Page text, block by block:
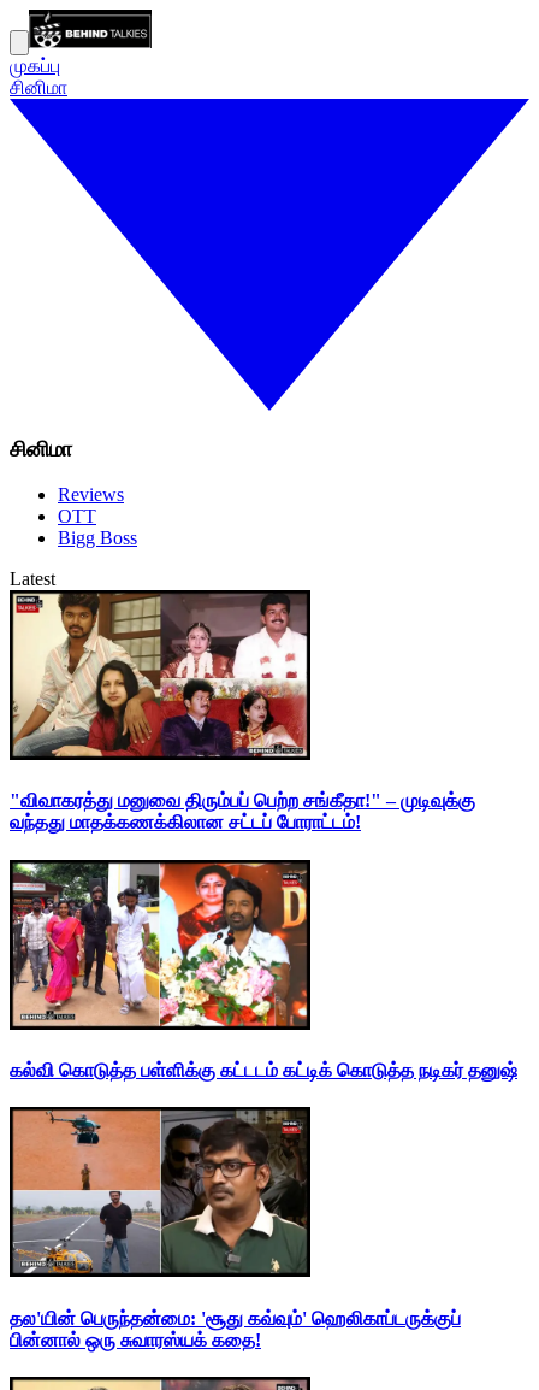
முகப்பு
சினிமா
சினிமா
Reviews
OTT
Bigg Boss
Latest
"விவாகரத்து மனுவை திரும்பப் பெற்ற சங்கீதா!" – முடிவுக்கு
வந்தது மாதக்கணக்கிலான சட்டப் போராட்டம்!
கல்வி கொடுத்த பள்ளிக்கு கட்டடம் கட்டிக் கொடுத்த நடிகர் தனுஷ்
தல'யின் பெருந்தன்மை: 'சூது கவ்வும்' ஹெலிகாப்டருக்குப்
பின்னால் ஒரு சுவாரஸ்யக் கதை!